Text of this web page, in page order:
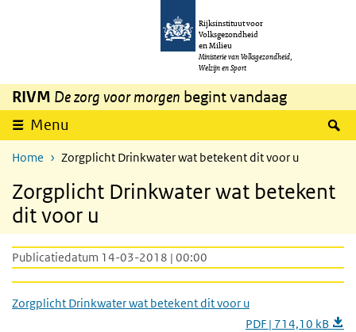
Overslaan en naar de inhoud gaan
Rijksinstituut voor
Volksgezondheid
en Milieu
Ministerie van Volksgezondheid,
Welzijn en Sport
RIVM De zorg voor morgen begint vandaag
Menu
Home Zorgplicht Drinkwater wat betekent dit voor u
Zorgplicht Drinkwater wat betekent
dit voor u
Publicatiedatum 14-03-2018 | 00:00
Zorgplicht Drinkwater wat betekent dit voor u
PDF | 714,10 kB